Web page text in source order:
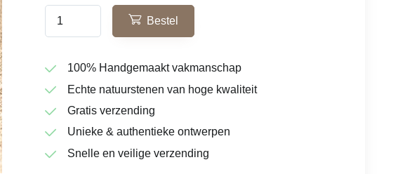
Bestel
100% Handgemaakt vakmanschap
Echte natuurstenen van hoge kwaliteit
Gratis verzending
Unieke & authentieke ontwerpen
Snelle en veilige verzending